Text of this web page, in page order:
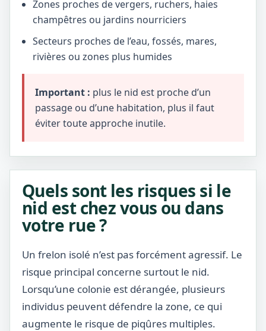
Zones proches de vergers, ruchers, haies
champêtres ou jardins nourriciers
Secteurs proches de l’eau, fossés, mares,
rivières ou zones plus humides
Important : plus le nid est proche d’un
passage ou d’une habitation, plus il faut
éviter toute approche inutile.
Quels sont les risques si le
nid est chez vous ou dans
votre rue ?
Un frelon isolé n’est pas forcément agressif. Le
risque principal concerne surtout le nid.
Lorsqu’une colonie est dérangée, plusieurs
individus peuvent défendre la zone, ce qui
augmente le risque de piqûres multiples.